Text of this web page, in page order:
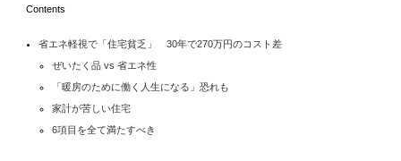
Contents
省エネ軽視で「住宅貧乏」 30年で270万円のコスト差
ぜいたく品 vs 省エネ性
「暖房のために働く人生になる」恐れも
家計が苦しい住宅
6項目を全て満たすべき